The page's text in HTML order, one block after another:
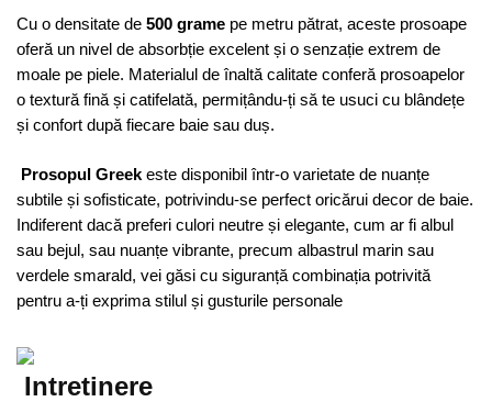
Cu o densitate de 500 grame pe metru pătrat, aceste prosoape
oferă un nivel de absorbție excelent și o senzație extrem de
moale pe piele. Materialul de înaltă calitate conferă prosoapelor
o textură fină și catifelată, permițându-ți să te usuci cu blândețe
și confort după fiecare baie sau duș.
Prosopul Greek este disponibil într-o varietate de nuanțe
subtile și sofisticate, potrivindu-se perfect oricărui decor de baie.
Indiferent dacă preferi culori neutre și elegante, cum ar fi albul
sau bejul, sau nuanțe vibrante, precum albastrul marin sau
verdele smarald, vei găsi cu siguranță combinația potrivită
pentru a-ți exprima stilul și gusturile personale
Intretinere